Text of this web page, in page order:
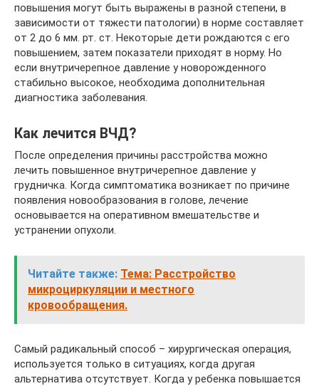
повышения могут быть выражены в разной степени, в
зависимости от тяжести патологии) в норме составляет
от 2 до 6 мм. рт. ст. Некоторые дети рождаются с его
повышением, затем показатели приходят в норму. Но
если внутричерепное давление у новорожденного
стабильно высокое, необходима дополнительная
диагностика заболевания.
Как лечится ВЧД?
После определения причины расстройства можно
лечить повышенное внутричерепное давление у
грудничка. Когда симптоматика возникает по причине
появления новообразования в голове, лечение
основывается на оперативном вмешательстве и
устранении опухоли.
Читайте также: Тема: Расстройство
микроциркуляции и местного
кровообращения.
Самый радикальный способ – хирургическая операция,
используется только в ситуациях, когда другая
альтернатива отсутствует. Когда у ребенка повышается